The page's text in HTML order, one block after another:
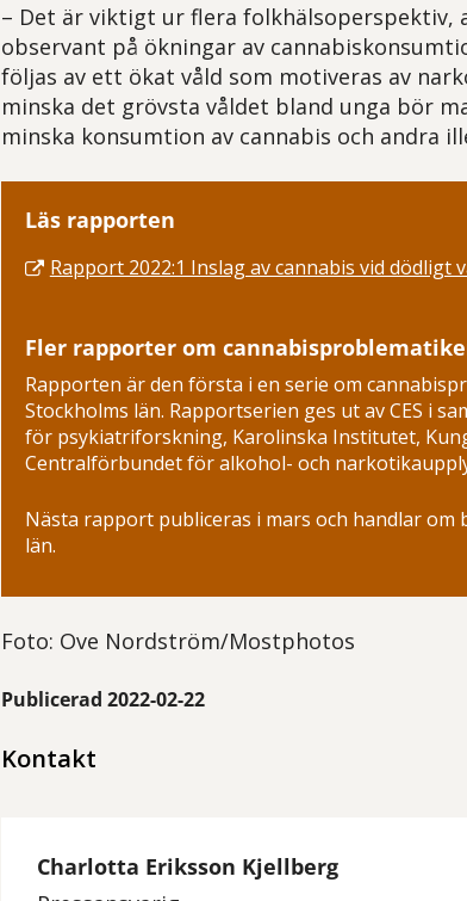
– Det är viktigt ur flera folkhälsoperspektiv,
observant på ökningar av
följas av ett ökat våld som motiveras av
minska det grövsta våldet bland unga bör
minska konsumtion av cannabis och andra
Läs rapporten
Rapport 2022:1 Inslag av cannabis vid dödligt
Fler rapporter om
Rapporten är den första i en serie om
Stockholms län. Rapportserien ges ut av CES i
för psykiatriforskning, Karolinska Institutet,
Centralförbundet för alkohol- och
Nästa rapport publiceras i mars och handlar om
län.
Foto: Ove Nordström/Mostphotos
Publicerad 2022-02-22
Kontakt
Charlotta Eriksson Kjellberg